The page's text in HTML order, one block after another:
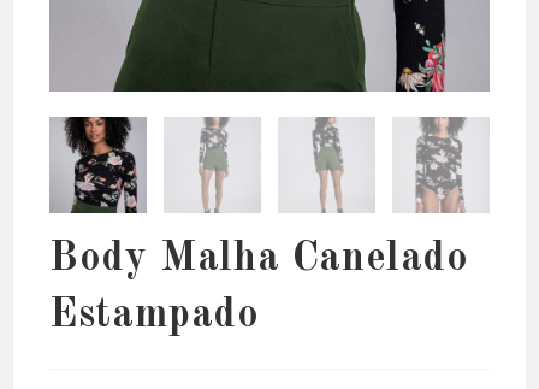
Body Malha Canelado
Estampado